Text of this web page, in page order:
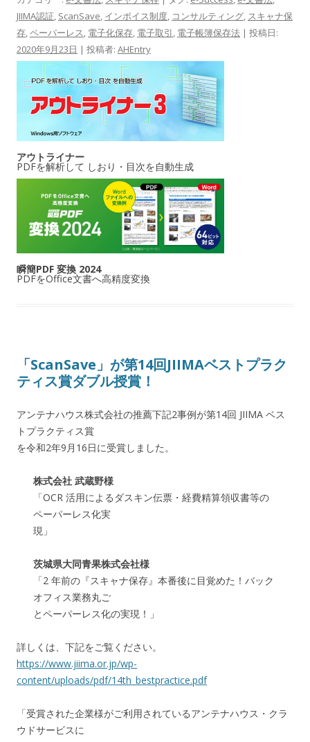
JIIMA認証, ScanSave, インボイス制度, コンサルティング, スキャナ保
存,ペーパーレス, 電子化保存, 電子取引, 電子帳簿保存法 | 投稿日:
2020年9月23日 | 投稿者: AHEntry
アウトライナー
PDFを解析して しおり・目次を自動生成
瞬簡PDF 変換 2024
PDFをOffice文書へ高精度変換
「ScanSave」が第14回JIIMAベストプラク
ティス賞ダブル授賞！
アンテナハウス株式会社の推薦下記2事例が第14回 JIIMA ベス
トプラクティス賞
を令和2年9月16日に受賞しました。
株式会社 武蔵野様
「OCR 活用によるダスキン伝票・経費精算領収書等の
ペーパーレス化実
現」
茨城県大同青果株式会社様
「2 年前の『スキャナ保存』本番後に目覚めた！バック
オフィス業務丸ご
とペーパーレス化の実現！」
詳しくは、下記をご覧ください。
https://www.jiima.or.jp/wp-
content/uploads/pdf/14th_bestpractice.pdf
「受賞された企業様がご利用されているアンテナハウス・クラ
ウドサービスに